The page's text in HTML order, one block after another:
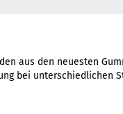
aus den neuesten
bei unterschiedlichen